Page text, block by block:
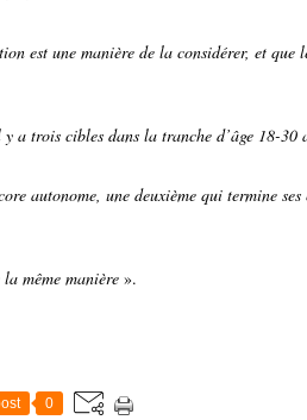
est une manière de la considérer, et que
a trois cibles dans la tranche d’âge 18-30
autonome, une deuxième qui termine
même manière ».
0